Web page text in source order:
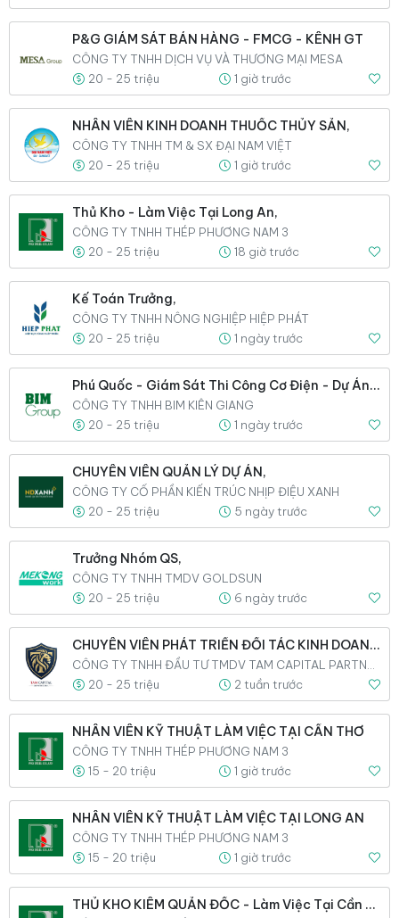
P&G GIÁM SÁT BÁN HÀNG - FMCG - KÊNH GT
CÔNG TY TNHH DỊCH VỤ VÀ THƯƠNG MẠI MESA
20 - 25 triệu
1 giờ trước
NHÂN VIÊN KINH DOANH THUỐC THỦY SẢN,
CÔNG TY TNHH TM & SX ĐẠI NAM VIỆT
20 - 25 triệu
1 giờ trước
Thủ Kho - Làm Việc Tại Long An,
CÔNG TY TNHH THÉP PHƯƠNG NAM 3
20 - 25 triệu
18 giờ trước
Kế Toán Trưởng,
CÔNG TY TNHH NÔNG NGHIỆP HIỆP PHÁT
20 - 25 triệu
1 ngày trước
Phú Quốc - Giám Sát Thi Công Cơ Điện - Dự Án Park Hyatt,
CÔNG TY TNHH BIM KIÊN GIANG
20 - 25 triệu
1 ngày trước
CHUYÊN VIÊN QUẢN LÝ DỰ ÁN,
CÔNG TY CỔ PHẦN KIẾN TRÚC NHỊP ĐIỆU XANH
20 - 25 triệu
5 ngày trước
Trưởng Nhóm QS,
CÔNG TY TNHH TMDV GOLDSUN
20 - 25 triệu
6 ngày trước
CHUYÊN VIÊN PHÁT TRIỂN ĐỐI TÁC KINH DOANH,
20 - 25 triệu
2 tuần trước
NHÂN VIÊN KỸ THUẬT LÀM VIỆC TẠI CẦN THƠ
CÔNG TY TNHH THÉP PHƯƠNG NAM 3
15 - 20 triệu
1 giờ trước
NHÂN VIÊN KỸ THUẬT LÀM VIỆC TẠI LONG AN
CÔNG TY TNHH THÉP PHƯƠNG NAM 3
15 - 20 triệu
1 giờ trước
THỦ KHO KIÊM QUẢN ĐỐC - Làm Việc Tại Cần Thơ,